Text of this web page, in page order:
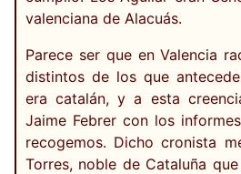
valenciana de Alacuás.
Parece ser que en Valencia
distintos de los que
era catalán, y a esta
Jaime Febrer con los
recogemos. Dicho cronista
Torres, noble de Cataluña